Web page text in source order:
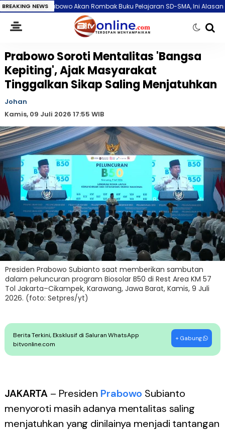
BREAKING NEWS
Akan Rombak Buku Pelajaran SD-SMA, Ini Alasan dan
Prabowo Soroti Mentalitas 'Bangsa
Kepiting', Ajak Masyarakat
Tinggalkan Sikap Saling Menjatuhkan
Johan
Kamis, 09 Juli 2026 17:55 WIB
Presiden Prabowo Subianto saat memberikan sambutan
dalam peluncuran program Biosolar B50 di Rest Area KM 57
Tol Jakarta–Cikampek, Karawang, Jawa Barat, Kamis, 9 Juli
2026. (foto: Setpres/yt)
Berita Terkini, Eksklusif di Saluran WhatsApp
bitvonline.com
+ Gabung
JAKARTA – Presiden Prabowo Subianto
menyoroti masih adanya mentalitas saling
menjatuhkan yang dinilainya menjadi tantangan